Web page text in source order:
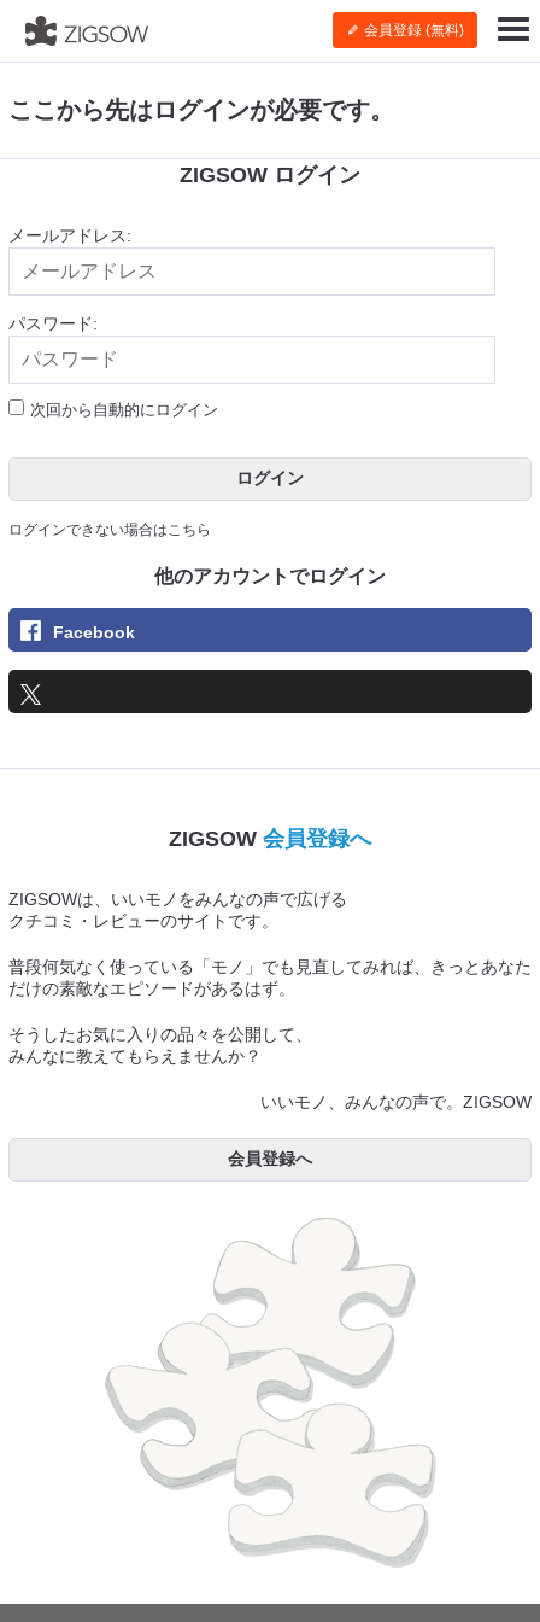
会員登録 (無料)
ここから先はログインが必要です。
ZIGSOW ログイン
メールアドレス:
パスワード:
次回から自動的にログイン
ログイン
ログインできない場合はこちら
他のアカウントでログイン
Facebook
ZIGSOW 会員登録へ
ZIGSOWは、いいモノをみんなの声で広げる
クチコミ・レビューのサイトです。
普段何気なく使っている「モノ」でも見直してみれば、きっとあなた
だけの素敵なエピソードがあるはず。
そうしたお気に入りの品々を公開して、
みんなに教えてもらえませんか？
いいモノ、みんなの声で。ZIGSOW
会員登録へ